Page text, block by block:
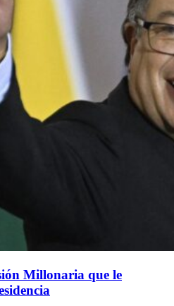
Millonaria que le